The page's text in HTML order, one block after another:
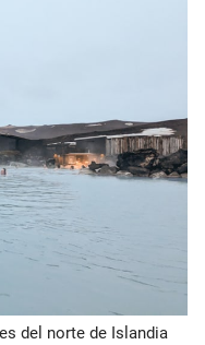
del norte de Islandia